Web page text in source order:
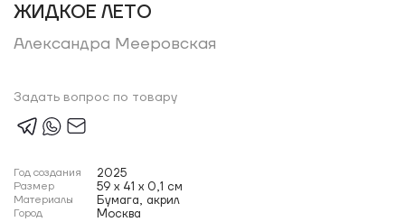
ЖИДКОЕ ЛЕТО
Александра Мееровская
Задать вопрос по товару
Год создания 2025
Размер 59 x 41 x 0,1 см
Материалы Бумага, акрил
Город Москва